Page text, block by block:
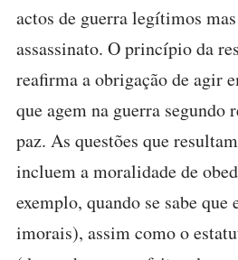
actos de guerra legítimos
assassinato. O princípio da
reafirma a obrigação de agir
que agem na guerra segundo
paz. As questões que
incluem a moralidade de
exemplo, quando se sabe que
imorais), assim como o